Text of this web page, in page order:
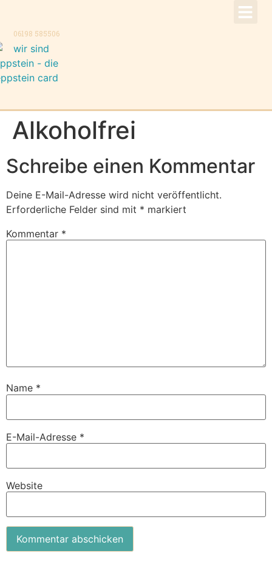
06198 585506
Alkoholfrei
Schreibe einen Kommentar
Deine E-Mail-Adresse wird nicht veröffentlicht.
Erforderliche Felder sind mit * markiert
Kommentar *
Name *
E-Mail-Adresse *
Website